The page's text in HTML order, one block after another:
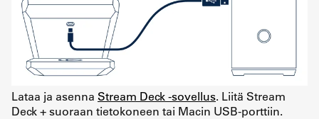
Lataa ja asenna Stream Deck -sovellus. Liitä Stream
Deck + suoraan tietokoneen tai Macin USB-porttiin.